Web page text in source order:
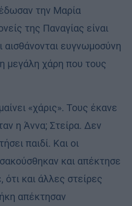
την Μαρία
της Παναγίας είναι
αισθάνονται ευγνωμοσύνη
με­γάλη χάρη που τους
«χάρις». Τους έκανε
η Άννα; Στείρα. Δεν
παιδί. Και οι
και απέκτησε
ότι και άλλες στείρες
απέκτησαν